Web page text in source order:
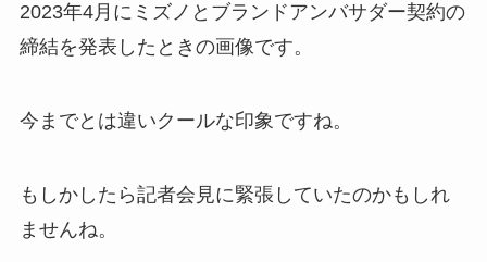
2023年4月にミズノとブランドアンバサダー契約の
締結を発表したときの画像です。
今までとは違いクールな印象ですね。
もしかしたら記者会見に緊張していたのかもしれ
ませんね。